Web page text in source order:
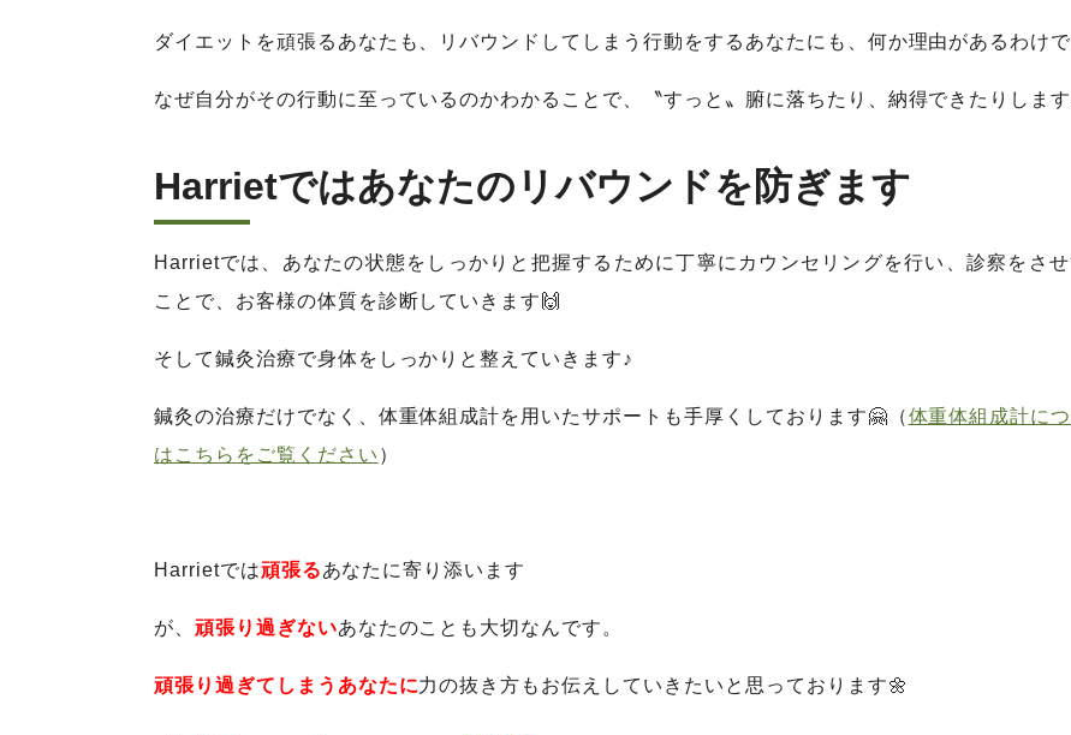
ダイエットを頑張るあなたも、リバウンドしてしまう行動をするあなたにも、何か理由があるわけで
なぜ自分がその行動に至っているのかわかることで、〝すっと〟腑に落ちたり、納得できたりしま
Harrietではあなたのリバウンドを防ぎます
Harrietでは、あなたの状態をしっかりと把握するために丁寧にカウンセリングを行い、診察をさせ
ことで、お客様の体質を診断していきます🙌
そして鍼灸治療で身体をしっかりと整えていきます♪
鍼灸の治療だけでなく、体重体組成計を用いたサポートも手厚くしております🤗（体重体組成計に
はこちらをご覧ください ）
Harrietでは頑張るあなたに寄り添います
が、 頑張り過ぎないあなたのことも大切なんです。
頑張り過ぎてしまうあなたに力の抜き方もお伝えしていきたいと思っております🌼